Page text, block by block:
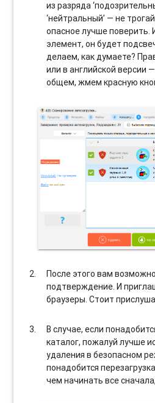
из разряда
‘нейтральный’ — не
опасное лучше поверить.
элемент, он будет
делаем, как думаете?
или в английской версии
общем, жмем красную
После этого вам
подтверждение. И
браузеры. Стоит
В случае, если
каталог, пожалуй лучше
удаления в безопасном
понадобится
чем начинать все